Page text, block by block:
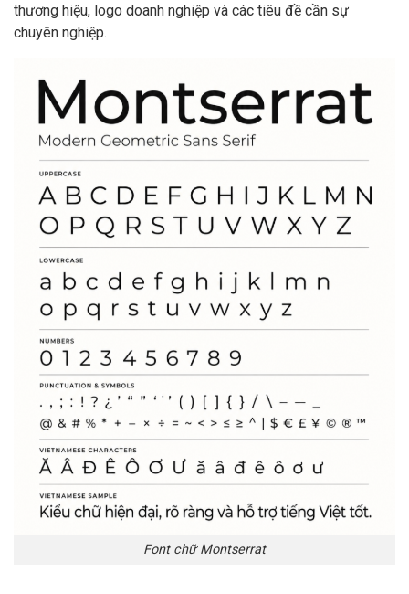
thương hiệu, logo doanh nghiệp và các tiêu đề cần sự
chuyên nghiệp.
Font chữ Montserrat